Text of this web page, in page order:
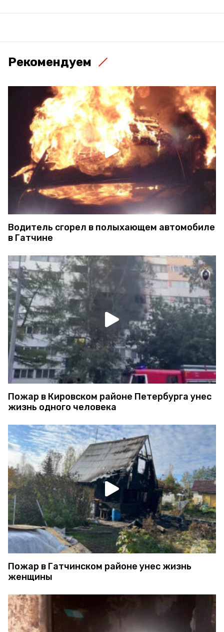
Рекомендуем
Водитель сгорел в полыхающем автомобиле
в Гатчине
Пожар в Кировском районе Петербурга унес
жизнь одного человека
Пожар в Гатчинском районе унес жизнь
женщины